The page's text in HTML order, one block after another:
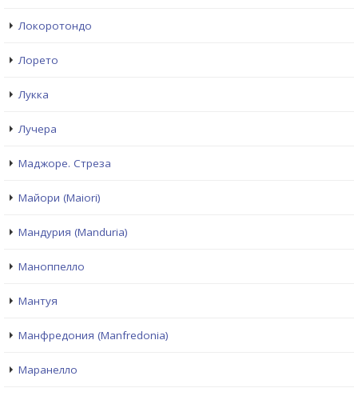
Локоротондо
Лорето
Лукка
Лучера
Маджоре. Стреза
Майори (Maiori)
Мандурия (Manduria)
Маноппелло
Мантуя
Манфредония (Manfredonia)
Маранелло